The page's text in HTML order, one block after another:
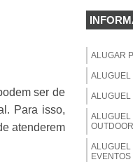
ser de
Para isso,
atenderem
ALUGAR
ALUGUEL
ALUGUEL
ALUGUEL
OUTDOOR
ALUGUEL
EVENTOS